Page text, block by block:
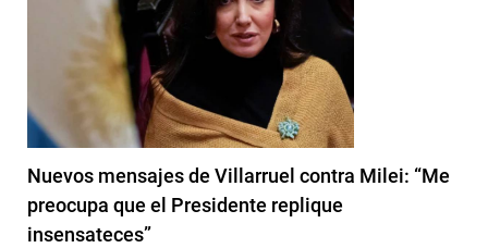
Nuevos mensajes de Villarruel contra Milei: “Me
preocupa que el Presidente replique
insensateces”